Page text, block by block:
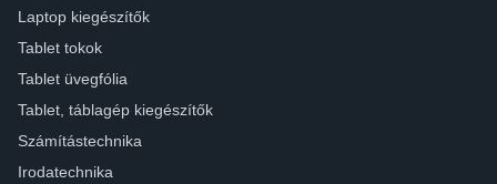
Laptop kiegészítők
Tablet tokok
Tablet üvegfólia
Tablet, táblagép kiegészítők
Számítástechnika
Irodatechnika